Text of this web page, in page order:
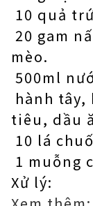
10 quả
20 gam
mèo.
500ml
hành
tiêu, dầu
10 lá
1 muỗng
Xử lý: